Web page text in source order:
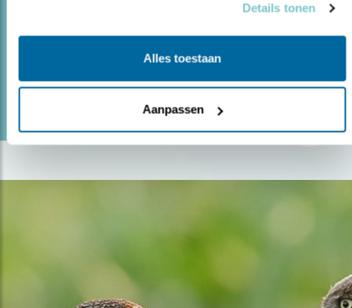
Details tonen
Alles toestaan
Aanpassen
lees meer